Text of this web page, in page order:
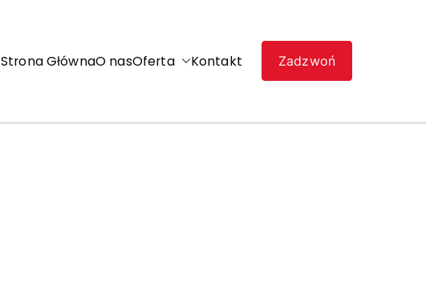
Strona GłównaO nasOferta Kontakt Zadzwoń